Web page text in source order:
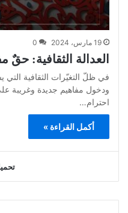
19 مارس، 2024 0
العدالة الثقافية:
في ظلّ التغيّرات الثقافية التي
ودخول مفاهيم جديدة وغريبة
احترام…
أكمل القراءة »